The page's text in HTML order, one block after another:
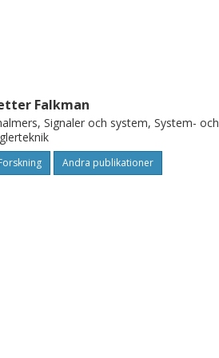
Falkman
Signaler och system, System- och
Andra publikationer